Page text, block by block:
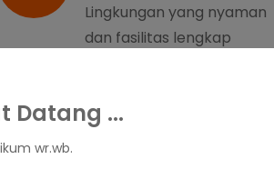
Datang ...
wr.wb.
Lingkungan yang nyaman
dan fasilitas lengkap